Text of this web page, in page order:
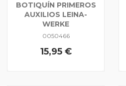
BOTIQUÍN PRIMEROS
AUXILIOS LEINA-
WERKE
0050466
15,95 €